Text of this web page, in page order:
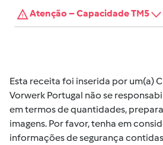
Atenção – Capacidade TM5
Esta receita foi inserida por um(a)
Vorwerk Portugal não se
em termos de quantidades,
imagens. Por favor, tenha em
informações de segurança